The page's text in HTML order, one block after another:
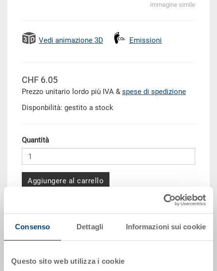
Consenso Dettagli Informazioni sui cookie
Questo sito web utilizza i cookie
immagine simile
Vedi animazione 3D Emissioni
CHF 6.05
Prezzo unitario lordo più IVA & spese di spedizione
Disponbilità: gestito a stock
Quantità
Aggiungere al carrello
da 10 pezzi CHF 5.45